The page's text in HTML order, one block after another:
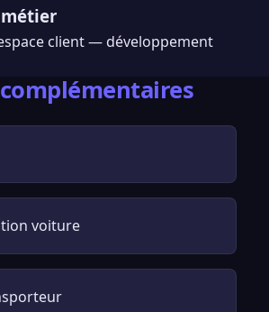
client — développement
complémentaires
voiture